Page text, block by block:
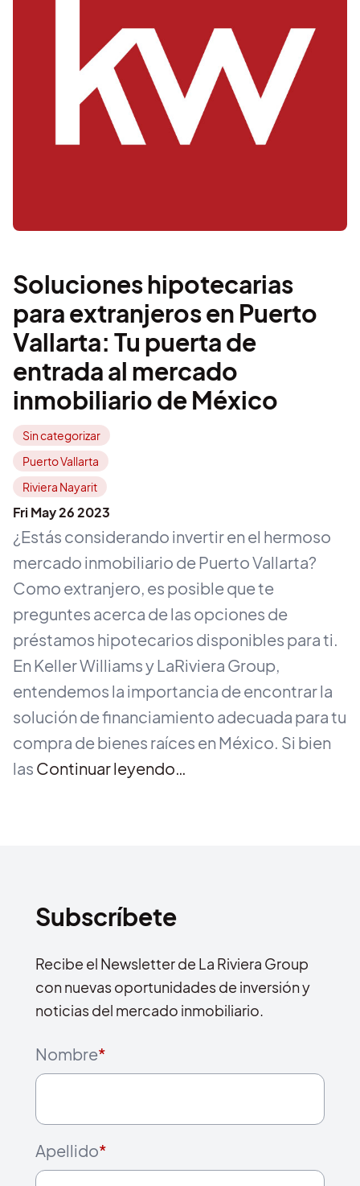
Soluciones hipotecarias
para extranjeros en Puerto
Vallarta: Tu puerta de
entrada al mercado
inmobiliario de México
Sin categorizar
Puerto Vallarta
Riviera Nayarit
Fri May 26 2023
¿Estás considerando invertir en el hermoso
mercado inmobiliario de Puerto Vallarta?
Como extranjero, es posible que te
preguntes acerca de las opciones de
préstamos hipotecarios disponibles para ti.
En Keller Williams y LaRiviera Group,
entendemos la importancia de encontrar la
solución de financiamiento adecuada para tu
compra de bienes raíces en México. Si bien
las Continuar leyendo…
Subscríbete
Recibe el Newsletter de La Riviera Group
con nuevas oportunidades de inversión y
noticias del mercado inmobiliario.
Nombre*
Apellido*